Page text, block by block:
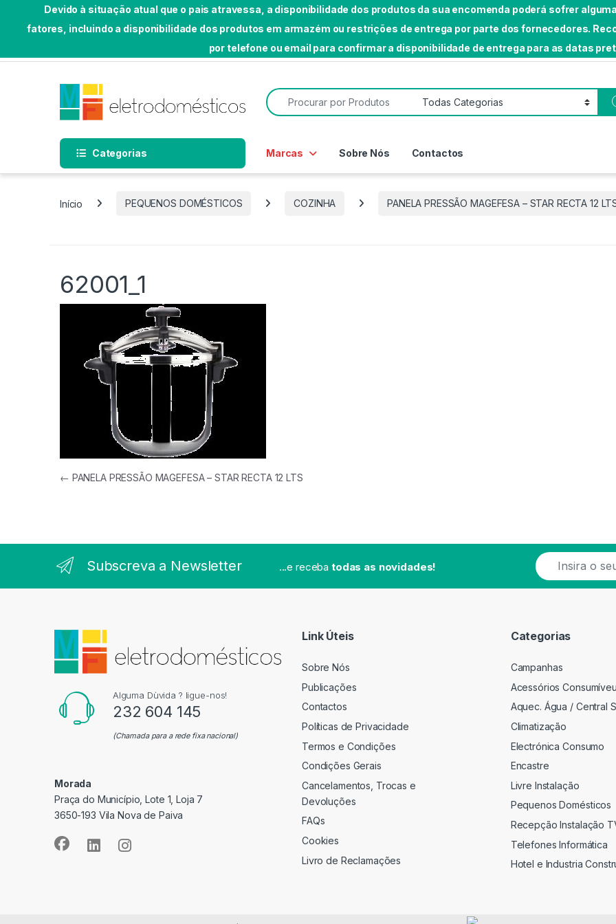
Devido à situação atual que o pais atravessa, a disponibilidade dos produtos da sua encomenda poderá sofrer
fatores, incluindo a disponibilidade dos produtos em armazém ou restrições de entrega por parte dos fornecedores.
por telefone ou email para confirmar a disponibilidade de entrega para as datas
Search for:
Categorias Marcas Sobre Nós Contactos
Início PEQUENOS DOMÉSTICOS COZINHA PANELA PRESSÃO MAGEFESA – STAR RECTA 12
62001_1
Navegação de artigos
← PANELA PRESSÃO MAGEFESA – STAR RECTA 12 LTS
Subscreva a Newsletter ...e receba todas as novidades!
E
m
a
Alguma Dùvida ? ligue-nos!
232 604 145
(Chamada para a rede fixa nacional)
Morada
Praça do Município, Lote 1, Loja 7
3650-193 Vila Nova de Paiva
Link Úteis
Sobre Nós
Publicações
Contactos
Políticas de Privacidade
Termos e Condições
Condições Gerais
Cancelamentos, Trocas e
Devoluções
FAQs
Cookies
Livro de Reclamações
Categorias
Campanhas
Acessórios
Aquec. Água / Central
Climatização
Electrónica Consumo
Encastre
Livre Instalação
Pequenos Domésticos
Recepção Instalação
Telefones Informática
Hotel e Industria